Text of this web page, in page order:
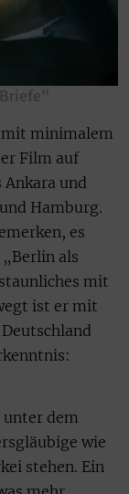
mit minimalem
Film auf
Ankara und
Hamburg.
es
als
mit
ist er mit
unter dem
wie
stehen. Ein